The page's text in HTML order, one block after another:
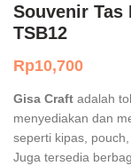
Souvenir Tas
TSB12
Rp10,700
Gisa Craft adalah
menyediakan dan
seperti kipas,
Juga tersedia